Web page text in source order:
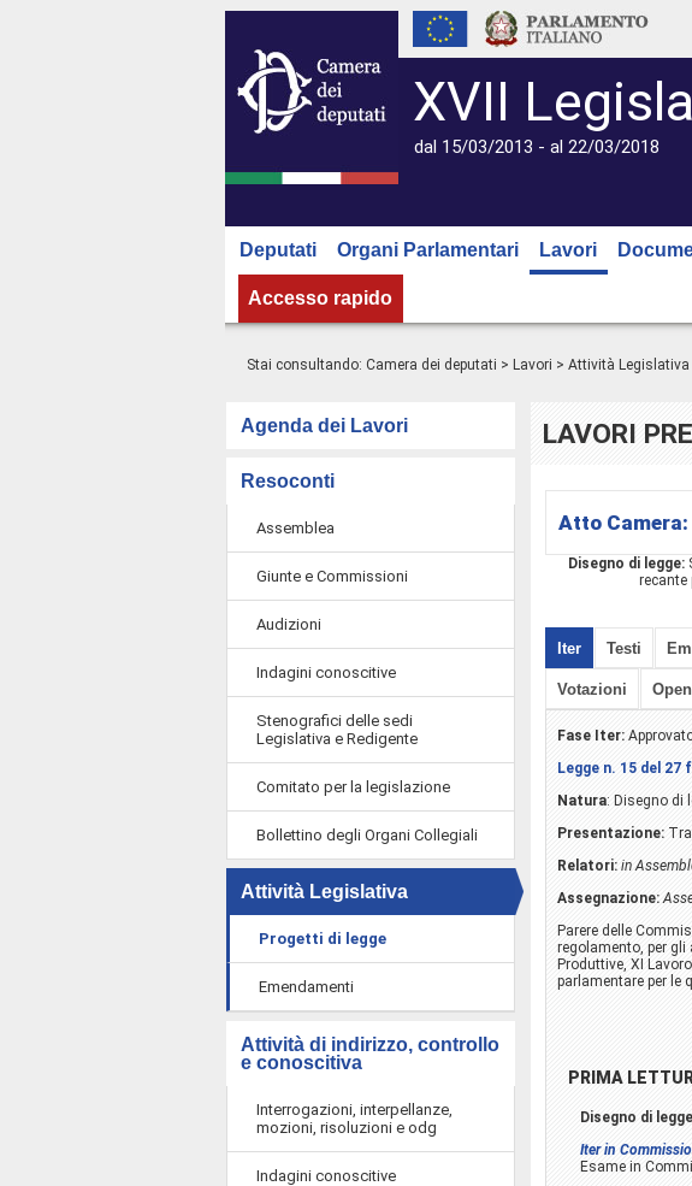
XVII
dal 15/03/2013 - al 22/03/2018
Deputati Organi Parlamentari Lavori
Accesso rapido
Stai consultando: Camera dei deputati > Lavori > Attività Legislativa
Agenda dei Lavori
Resoconti
Assemblea
Giunte e Commissioni
Audizioni
Indagini conoscitive
Stenografici delle sedi
Legislativa e Redigente
Comitato per la legislazione
Bollettino degli Organi Collegiali
Attività Legislativa
Progetti di legge
Emendamenti
Attività di indirizzo, controllo
e conoscitiva
Interrogazioni, interpellanze,
mozioni, risoluzioni e odg
Indagini conoscitive
LAVORI
Atto Camera:
Disegno di legge:
recante
Iter Testi
Votazioni
Fase Iter:
Legge n. 15 del 27
Natura: Disegno di
Presentazione:
Relatori: in
Assegnazione:
Parere delle
regolamento, per
Produttive, XI
parlamentare per le
PRIMA
Disegno di
Iter in
Esame in